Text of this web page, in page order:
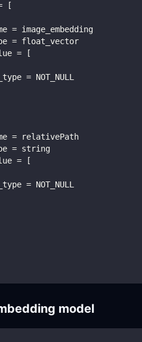
[
= image_embedding
= float_vector
= [
= NOT_NULL
= relativePath
= string
= [
= NOT_NULL
model